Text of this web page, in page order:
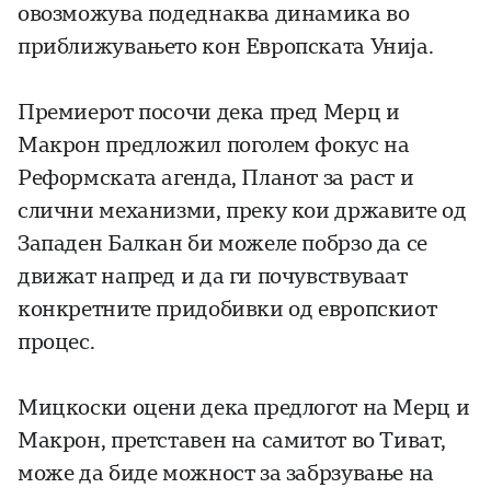
овозможува подеднаква динамика во
приближувањето кон Европската Унија.
Премиерот посочи дека пред Мерц и
Макрон предложил поголем фокус на
Реформската агенда, Планот за раст и
слични механизми, преку кои државите од
Западен Балкан би можеле побрзо да се
движат напред и да ги почувствуваат
конкретните придобивки од европскиот
процес.
Мицкоски оцени дека предлогот на Мерц и
Макрон, претставен на самитот во Тиват,
може да биде можност за забрзување на